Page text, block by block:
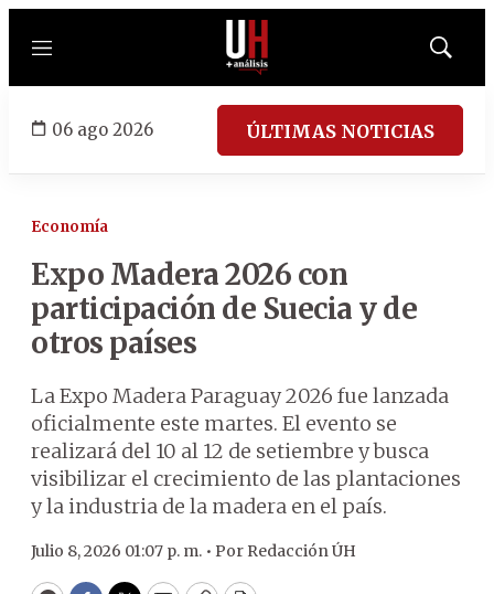
Menú
Mostrar
06 ago 2026 ÚLTIMAS NOTICIAS
Economía
Expo Madera 2026 con
participación de Suecia y de
otros países
La Expo Madera Paraguay 2026 fue lanzada
oficialmente este martes. El evento se
realizará del 10 al 12 de setiembre y busca
visibilizar el crecimiento de las plantaciones
y la industria de la madera en el país.
Julio 8, 2026 01:07 p. m. • Por Redacción ÚH